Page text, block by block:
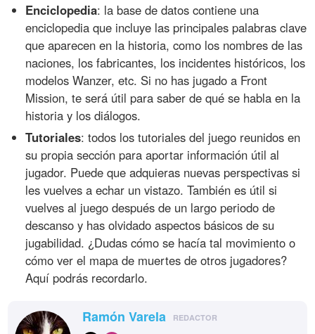
Enciclopedia: la base de datos contiene una
enciclopedia que incluye las principales palabras clave
que aparecen en la historia, como los nombres de las
naciones, los fabricantes, los incidentes históricos, los
modelos Wanzer, etc. Si no has jugado a Front
Mission, te será útil para saber de qué se habla en la
historia y los diálogos.
Tutoriales: todos los tutoriales del juego reunidos en
su propia sección para aportar información útil al
jugador. Puede que adquieras nuevas perspectivas si
les vuelves a echar un vistazo. También es útil si
vuelves al juego después de un largo periodo de
descanso y has olvidado aspectos básicos de su
jugabilidad. ¿Dudas cómo se hacía tal movimiento o
cómo ver el mapa de muertes de otros jugadores?
Aquí podrás recordarlo.
Ramón Varela REDACTOR